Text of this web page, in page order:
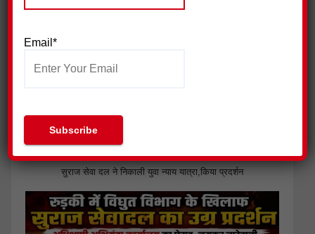
सुराज सेवा दल ने निकाली युवा न्याय यात्रा,किया प्रदर्शन
Email*